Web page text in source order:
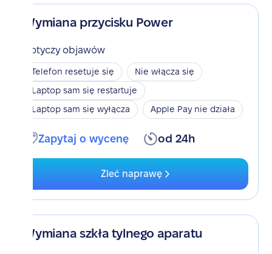
Wymiana przycisku Power
Dotyczy objawów
Telefon resetuje się
Nie włącza się
Laptop sam się restartuje
Laptop sam się wyłącza
Apple Pay nie działa
Zapytaj o wycenę od 24h
Zleć naprawę
Wymiana szkła tylnego aparatu